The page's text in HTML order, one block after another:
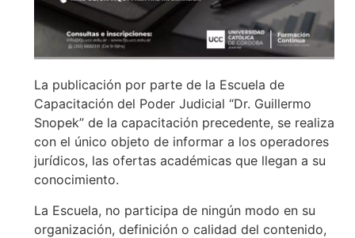
La publicación por parte de la Escuela de
Capacitación del Poder Judicial “Dr. Guillermo
Snopek” de la capacitación precedente, se realiza
con el único objeto de informar a los operadores
jurídicos, las ofertas académicas que llegan a su
conocimiento.
La Escuela, no participa de ningún modo en su
organización, definición o calidad del contenido,